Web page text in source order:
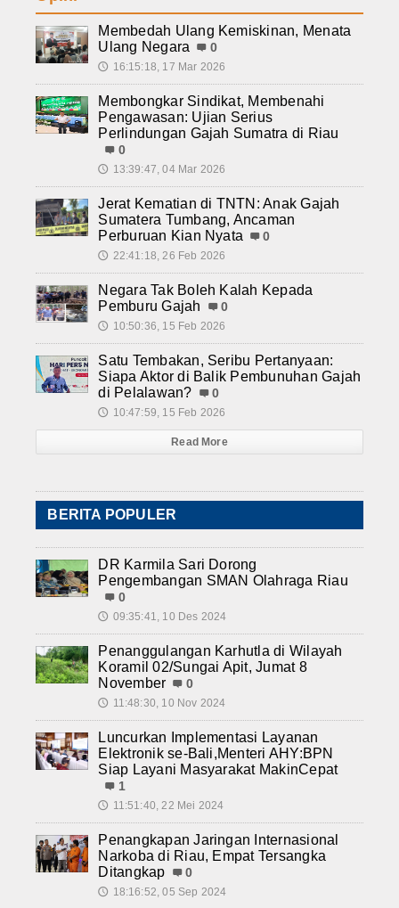
Membedah Ulang Kemiskinan, Menata
Ulang Negara
0
🕔 16:15:18, 17 Mar 2026
Membongkar Sindikat, Membenahi
Pengawasan: Ujian Serius
Perlindungan Gajah Sumatra di Riau
0
🕔 13:39:47, 04 Mar 2026
Jerat Kematian di TNTN: Anak Gajah
Sumatera Tumbang, Ancaman
Perburuan Kian Nyata
0
🕔 22:41:18, 26 Feb 2026
Negara Tak Boleh Kalah Kepada
Pemburu Gajah
0
🕔 10:50:36, 15 Feb 2026
Satu Tembakan, Seribu Pertanyaan:
Siapa Aktor di Balik Pembunuhan Gajah
di Pelalawan?
0
🕔 10:47:59, 15 Feb 2026
Read More
BERITA POPULER
DR Karmila Sari Dorong
Pengembangan SMAN Olahraga Riau
0
🕔 09:35:41, 10 Des 2024
Penanggulangan Karhutla di Wilayah
Koramil 02/Sungai Apit, Jumat 8
November
0
🕔 11:48:30, 10 Nov 2024
Luncurkan Implementasi Layanan
Elektronik se-Bali,Menteri AHY:BPN
Siap Layani Masyarakat MakinCepat
1
🕔 11:51:40, 22 Mei 2024
Penangkapan Jaringan Internasional
Narkoba di Riau, Empat Tersangka
Ditangkap
0
🕔 18:16:52, 05 Sep 2024